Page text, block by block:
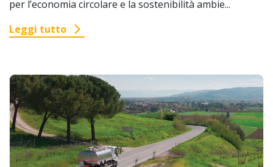
per l’economia circolare e la sostenibilità ambie...
Leggi tutto